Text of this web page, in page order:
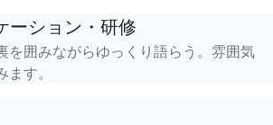
ーション・研修
を囲みながらゆっくり語らう。雰囲気
す。